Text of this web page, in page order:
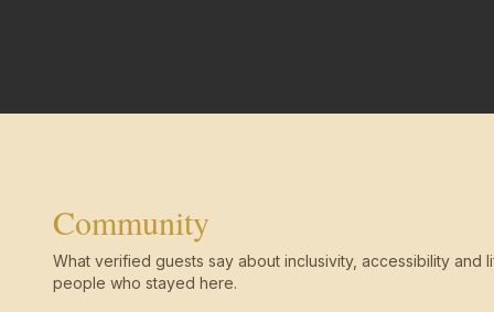
Community
What verified guests say about inclusivity, accessibility and
people who stayed here.